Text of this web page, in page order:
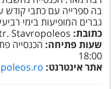
בה ספרייה עם כתבי
גברים המופיעות בימי
כתובת: Stavropoleos
שעות פתיחה:
18:00
אתר אינטרנט: